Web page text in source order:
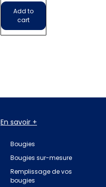
Add to
cart
En savoir +
Bougies
Bougies sur-mesure
Remplissage de vos
bougies